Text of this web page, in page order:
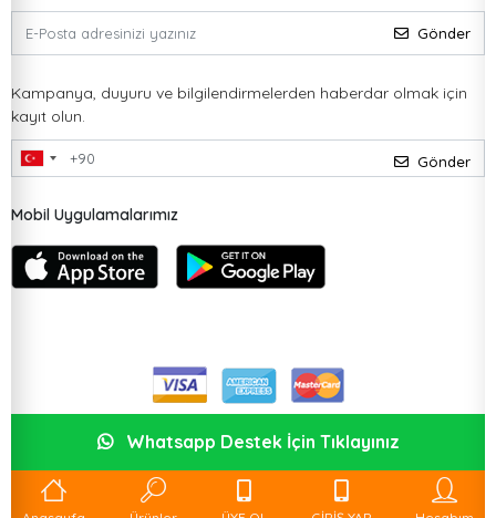
Gönder
Kampanya, duyuru ve bilgilendirmelerden haberdar olmak için
kayıt olun.
Gönder
Mobil Uygulamalarımız
Whatsapp Destek İçin Tıklayınız